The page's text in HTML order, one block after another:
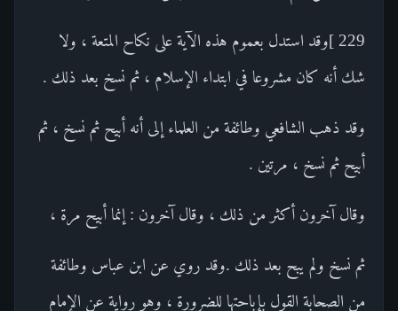
229 ]وقد استدل بعموم هذه الآية على نكاح المتعة ، ولا
شك أنه كان مشروعا في ابتداء الإسلام ، ثم نسخ بعد ذلك .
وقد ذهب الشافعي وطائفة من العلماء إلى أنه أبيح ثم نسخ ، ثم
أبيح ثم نسخ ، مرتين .
وقال آخرون أكثر من ذلك ، وقال آخرون : إنما أبيح مرة ،
ثم نسخ ولم يبح بعد ذلك .وقد روي عن ابن عباس وطائفة
من الصحابة القول بإباحتها للضرورة ، وهو رواية عن الإمام